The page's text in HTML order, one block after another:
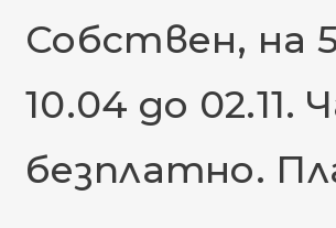
Собствен, на
10.04 до
безплатно.